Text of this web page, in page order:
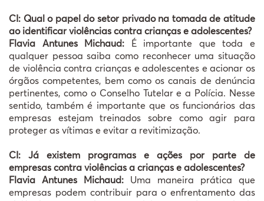
CI: Qual o papel do setor privado na tomada de atitude
ao identificar violências contra crianças e adolescentes?
Flavia Antunes Michaud: É importante que toda e
qualquer pessoa saiba como reconhecer uma situação
de violência contra crianças e adolescentes e acionar os
órgãos competentes, bem como os canais de denúncia
pertinentes, como o Conselho Tutelar e a Polícia. Nesse
sentido, também é importante que os funcionários das
empresas estejam treinados sobre como agir para
proteger as vítimas e evitar a revitimização.
CI: Já existem programas e ações por parte de
empresas contra violências a crianças e adolescentes?
Flavia Antunes Michaud: Uma maneira prática que
empresas podem contribuir para o enfrentamento das